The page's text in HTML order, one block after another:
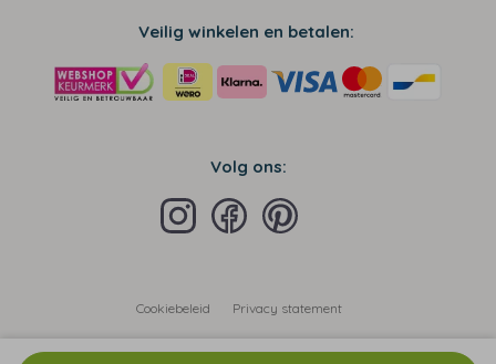
Veilig winkelen en betalen:
Volg ons:
Cookiebeleid Privacy statement
Algemene voorwaarden